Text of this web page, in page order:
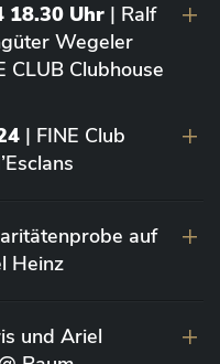
18.30 Uhr | Ralf
Wegeler
CLUB Clubhouse
| FINE Club
auf
Heinz
und Ariel